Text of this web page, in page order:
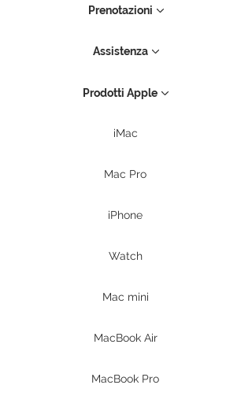
Prenotazioni
Assistenza
Prodotti Apple
iMac
Mac Pro
iPhone
Watch
Mac mini
MacBook Air
MacBook Pro